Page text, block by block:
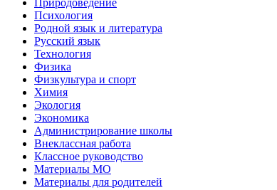
Психология
Родной язык и литература
Русский язык
Технология
Физика
Физкультура и спорт
Химия
Экология
Экономика
Администрирование школы
Внеклассная работа
Классное руководство
Материалы МО
Материалы для родителей